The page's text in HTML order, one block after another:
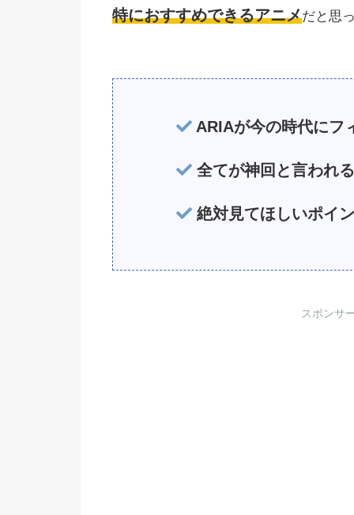
特におすすめできるアニメだと思
ARIAが今の時代にフ
全てが神回と言われ
絶対見てほしいポイ
スポンサ